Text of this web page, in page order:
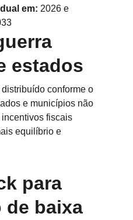
em: 2026 e
estados
conforme o
e municípios não
fiscais
equilíbrio e
para
de baixa